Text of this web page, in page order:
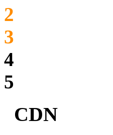
2
3
4
5
CDN